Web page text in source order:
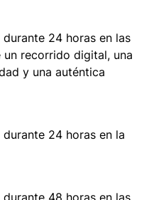
24 horas en las
recorrido digital, una
y una auténtica
24 horas en la
48 horas en las